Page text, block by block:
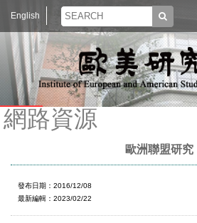
English
網路資源
歐洲聯盟研究
發布日期：2016/12/08
最新編輯：2023/02/22